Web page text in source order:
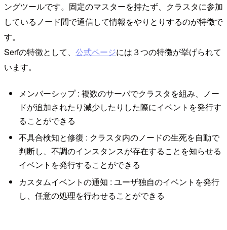
ングツールです。固定のマスターを持たず、クラスタに参加
しているノード間で通信して情報をやりとりするのが特徴で
す。
Serfの特徴として、 公式ページには３つの特徴が挙げられて
います。
メンバーシップ : 複数のサーバでクラスタを組み、ノー
ドが追加されたり減少したりした際にイベントを発行す
ることができる
不具合検知と修復 : クラスタ内のノードの生死を自動で
判断し、不調のインスタンスが存在することを知らせる
イベントを発行することができる
カスタムイベントの通知 : ユーザ独自のイベントを発行
し、任意の処理を行わせることができる